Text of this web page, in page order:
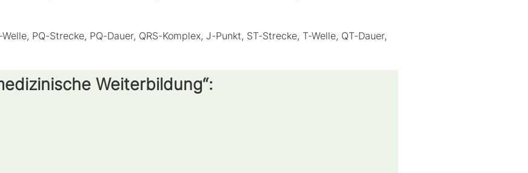
Welle, PQ-Strecke, PQ-Dauer, QRS-Komplex, J-Punkt, ST-Strecke, T-Welle, QT-Dauer,
Weiterbildung“: